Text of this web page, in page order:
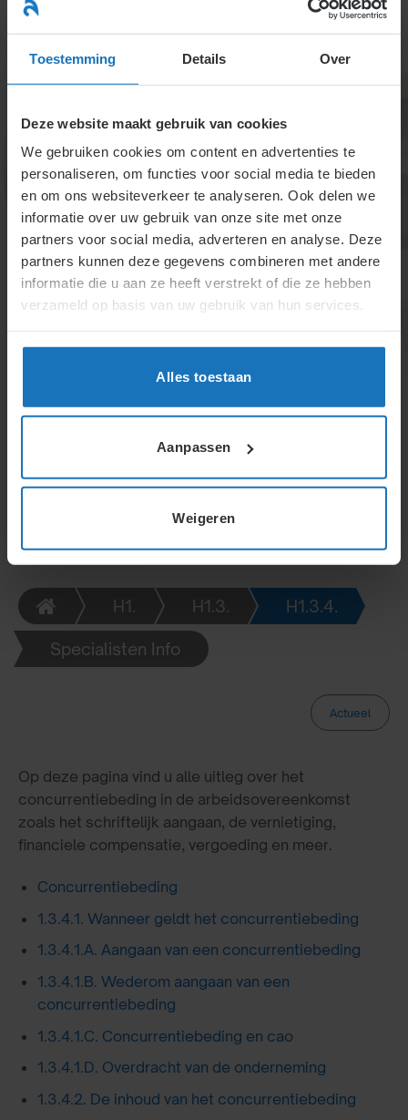
Toestemming Details Over
Deze website maakt gebruik van cookies
We gebruiken cookies om content en advertenties te
personaliseren, om functies voor social media te bieden
en om ons websiteverkeer te analyseren. Ook delen we
informatie over uw gebruik van onze site met onze
partners voor social media, adverteren en analyse. Deze
partners kunnen deze gegevens combineren met andere
informatie die u aan ze heeft verstrekt of die ze hebben
verzameld op basis van uw gebruik van hun services.
Alles toestaan
Aanpassen
Weigeren
naar
inhoud
1.3.4. Het
concurrentiebeding
Een concurrentiebeding beperkt werknemers in hun
zwaarwegende redenen vereist. De rechter kan het
beding aanpassen of vernietigen als de werknemer
noodzaak voor het beding.
H1. H1.3. H1.3.4.
Specialisten Info
Actueel
Op deze pagina vind u alle uitleg over het
concurrentiebeding in de arbeidsovereenkomst
zoals het schriftelijk aangaan, de vernietiging,
financiele compensatie, vergoeding en meer.
Concurrentiebeding
1.3.4.1. Wanneer geldt het concurrentiebeding
1.3.4.1.A. Aangaan van een concurrentiebeding
1.3.4.1.B. Wederom aangaan van een
concurrentiebeding
1.3.4.1.C. Concurrentiebeding en cao
1.3.4.1.D. Overdracht van de onderneming
1.3.4.2. De inhoud van het concurrentiebeding